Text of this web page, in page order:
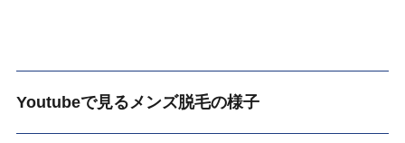
Youtubeで見るメンズ脱毛の様子